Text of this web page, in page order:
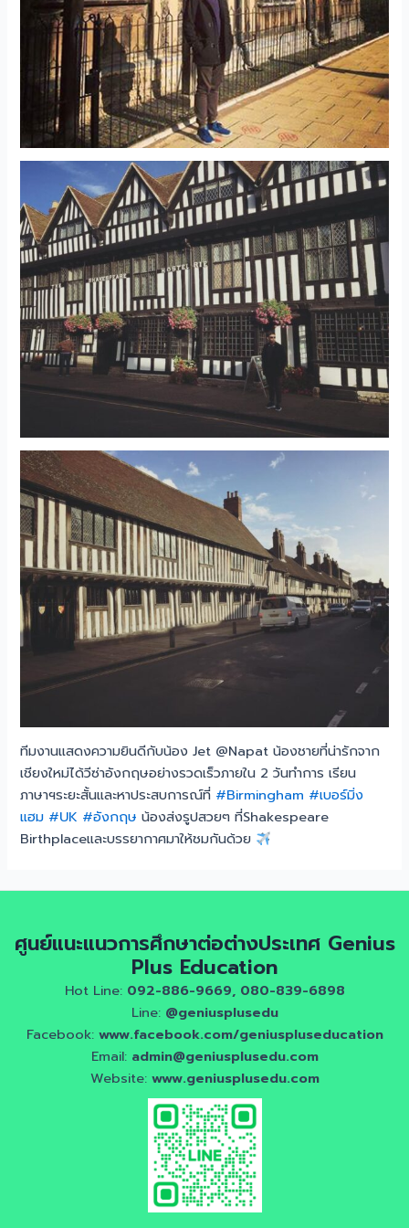
ทีมงานแสดงความยินดีกับน้อง Jet @Napat น้องชายที่น่ารักจาก
เชียงใหม่ได้วีซ่าอังกฤษอย่างรวดเร็วภายใน 2 วันทำการ เรียน
ภาษาฯระยะสั้นและหาประสบการณ์ที่ #Birmingham #เบอร์มิ่ง
แฮม #UK #อังกฤษ น้องส่งรูปสวยๆ ที่Shakespeare
Birthplaceและบรรยากาศมาให้ชมกันด้วย
ศูนย์แนะแนวการศึกษาต่อต่างประเทศ Genius
Plus Education
Hot Line: 092-886-9669, 080-839-6898
Line: @geniusplusedu
Facebook: www.facebook.com/geniuspluseducation
Email: admin@geniusplusedu.com
Website: www.geniusplusedu.com